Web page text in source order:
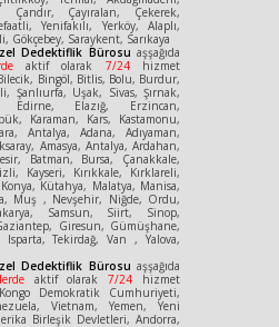
Çandır, Çayıralan, Çekerek,
Yenifakılı, Yerköy, Alaplı,
Gökçebey, Saraykent, Sarıkaya
Dedektiflik Bürosu aşşağıda
aktif olarak 7/24hizmet
Bingöl, Bitlis, Bolu, Burdur,
Şanlıurfa, Uşak, Sivas, Şırnak,
Edirne, Elazığ, Erzincan,
Karaman, Kars, Kastamonu,
Antalya, Adana, Adıyaman,
Amasya, Antalya, Ardahan,
Batman, Bursa, Çanakkale,
Kayseri, Kırıkkale, Kırklareli,
Kütahya, Malatya, Manisa,
Muş , Nevşehir, Niğde, Ordu,
Samsun, Siirt, Sinop,
Giresun, Gümüşhane,
Tekirdağ, Van , Yalova,
Dedektiflik Bürosu aşşağıda
aktif olarak7/24 hizmet
Demokratik Cumhuriyeti,
Vietnam, Yemen, Yeni
Birleşik Devletleri, Andorra,